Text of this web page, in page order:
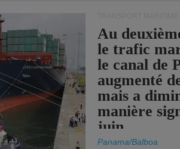
Au
le trafic
le canal de
augmenté
mais a
manière
juin.
Panama/Balboa